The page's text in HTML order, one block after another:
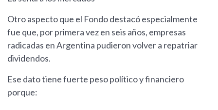
Otro aspecto que el Fondo destacó especialmente
fue que, por primera vez en seis años, empresas
radicadas en Argentina pudieron volver a repatriar
dividendos.
Ese dato tiene fuerte peso político y financiero
porque: